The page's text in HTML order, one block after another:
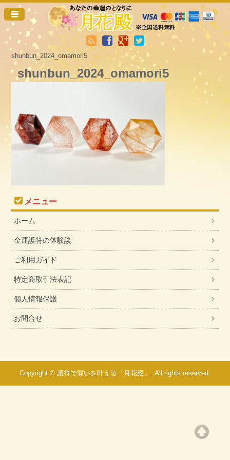
shunbun_2024_omamori5
shunbun_2024_omamori5
メニュー
ホーム
金運護符の体験談
ご利用ガイド
特定商取引法表記
個人情報保護
お問合せ
Copyright © 護符で願いを叶える「月花殿」. All rights reserved.